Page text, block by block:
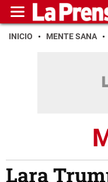
INICIO MENTE SANA
Lara